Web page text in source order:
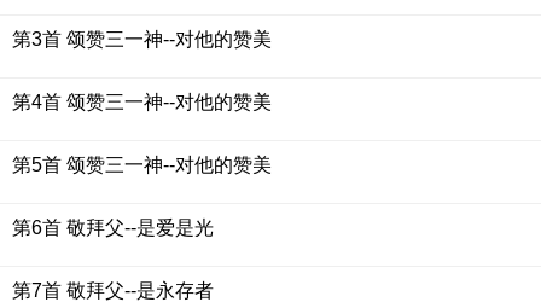
第3首 颂赞三一神--对他的赞美
第4首 颂赞三一神--对他的赞美
第5首 颂赞三一神--对他的赞美
第6首 敬拜父--是爱是光
第7首 敬拜父--是永存者